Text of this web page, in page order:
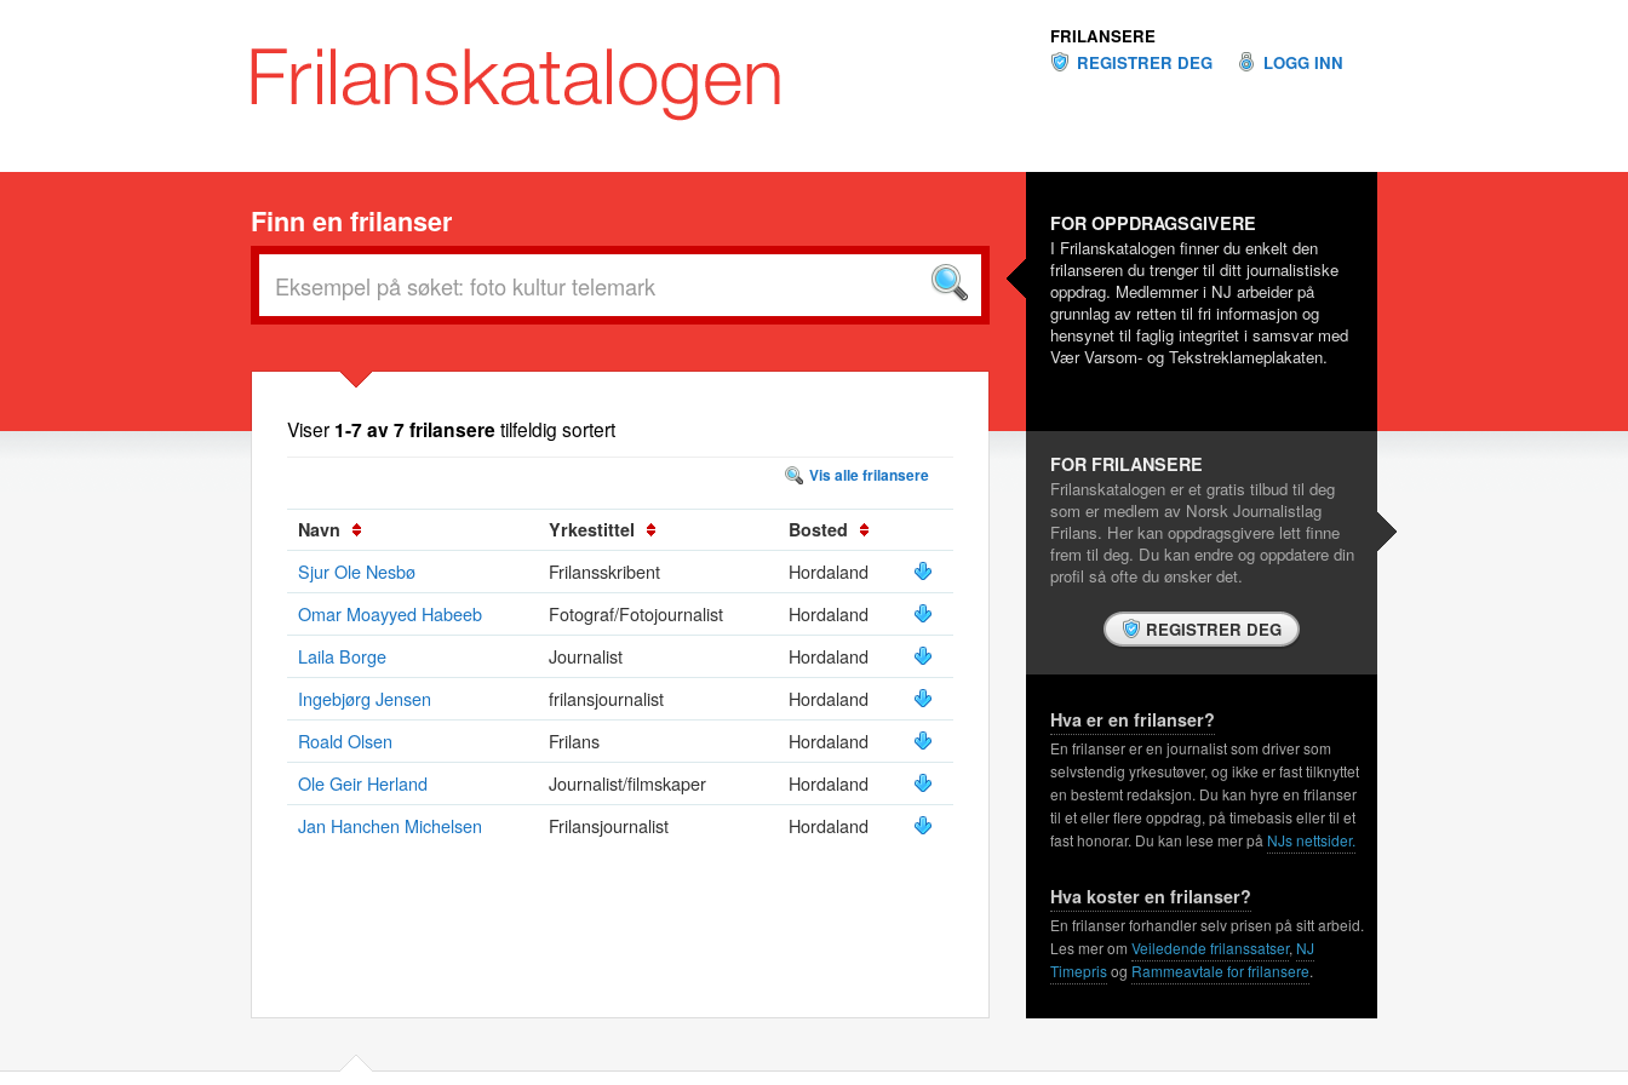
FRILANSERE
REGISTRER DEG
LOGG INN
Finn en frilanser FOR OPPDRAGSGIVERE
I Frilanskatalogen finner du enkelt den
frilanseren du trenger til ditt journalistiske
oppdrag. Medlemmer i NJ arbeider på
grunnlag av retten til fri informasjon og
hensynet til faglig integritet i samsvar med
Vær Varsom- og Tekstreklameplakaten.
Viser 1-7 av 7 frilanseretilfeldig sortert
Vis alle frilansere
Navn Yrkestittel Bosted
Sjur Ole Nesbø Frilansskribent
Hordaland
Omar Moayyed Habeeb
Fotograf/Fotojournalist
Hordaland
Laila Borge
Journalist
Hordaland
Ingebjørg Jensen
frilansjournalist
Hordaland
Roald Olsen
Frilans
Hordaland
Ole Geir Herland
Journalist/filmskaper
Hordaland
Jan Hanchen Michelsen
Frilansjournalist Hordaland
FOR FRILANSERE
Frilanskatalogen er et gratis tilbud til deg
som er medlem av Norsk Journalistlag
Frilans. Her kan oppdragsgivere lett finne
frem til deg. Du kan endre og oppdatere din
profil så ofte du ønsker det.
REGISTRER DEG
Hva er en frilanser?
En frilanser er en journalist som driver som
selvstendig yrkesutøver, og ikke er fast tilknyttet
en bestemt redaksjon. Du kan hyre en frilanser
til et eller flere oppdrag, på timebasis eller til et
fast honorar. Du kan lese mer på NJs nettsider.
Hva koster en frilanser?
En frilanser forhandler selv prisen på sitt arbeid.
Les mer om Veiledende frilanssatser, NJ
Timeprisog Rammeavtale for frilansere.